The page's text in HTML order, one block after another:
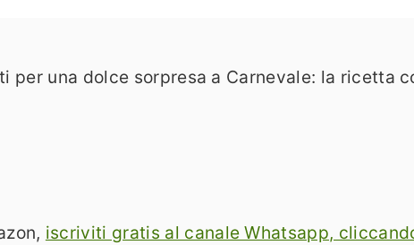
una dolce sorpresa a Carnevale: la ricetta
iscriviti gratis al canale Whatsapp,